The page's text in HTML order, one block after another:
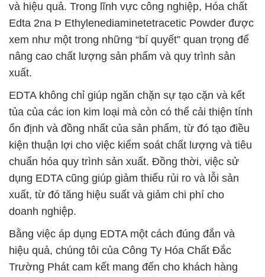
và hiệu quả. Trong lĩnh vực công nghiệp, Hóa chất
Edta 2na Þ Ethylenediaminetetracetic Powder được
xem như một trong những “bí quyết” quan trọng để
nâng cao chất lượng sản phẩm và quy trình sản
xuất.
EDTA không chỉ giúp ngăn chặn sự tạo cặn và kết
tủa của các ion kim loại mà còn có thể cải thiện tính
ổn định và đồng nhất của sản phẩm, từ đó tạo điều
kiện thuận lợi cho việc kiểm soát chất lượng và tiêu
chuẩn hóa quy trình sản xuất. Đồng thời, việc sử
dụng EDTA cũng giúp giảm thiểu rủi ro và lỗi sản
xuất, từ đó tăng hiệu suất và giảm chi phí cho
doanh nghiệp.
Bằng việc áp dụng EDTA một cách đúng đắn và
hiệu quả, chúng tôi của Công Ty Hóa Chất Đắc
Trường Phát cam kết mang đến cho khách hàng